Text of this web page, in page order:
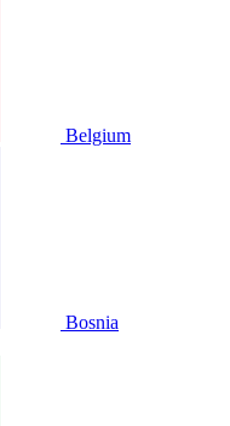
Belgium
Bosnia